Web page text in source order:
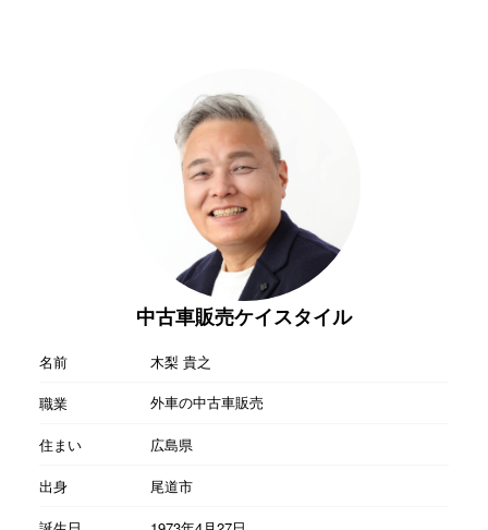
中古車販売ケイスタイル
名前
木梨 貴之
職業
外車の中古車販売
住まい
広島県
出身
尾道市